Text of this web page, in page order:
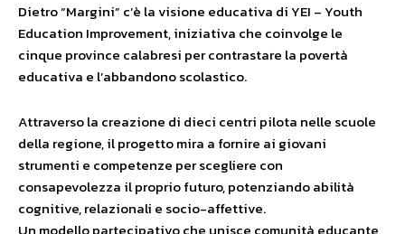
Dietro “Margini” c’è la visione educativa di YEI – Youth
Education Improvement, iniziativa che coinvolge le
cinque province calabresi per contrastare la povertà
educativa e l’abbandono scolastico.
Attraverso la creazione di dieci centri pilota nelle scuole
della regione, il progetto mira a fornire ai giovani
strumenti e competenze per scegliere con
consapevolezza il proprio futuro, potenziando abilità
cognitive, relazionali e socio-affettive.